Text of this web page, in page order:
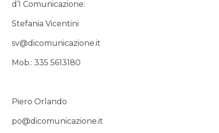
d’I Comunicazione:
Stefania Vicentini
sv@dicomunicazione.it
Mob.: 335 5613180
Piero Orlando
po@dicomunicazione.it